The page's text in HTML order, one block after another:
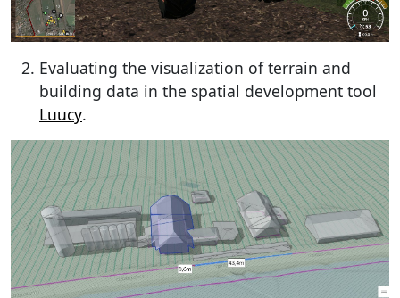
Evaluating the visualization of terrain and
building data in the spatial development tool
Luucy.